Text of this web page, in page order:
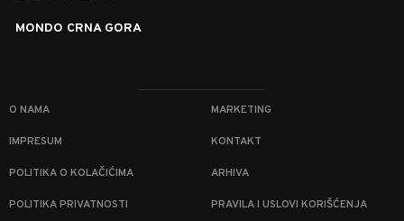
MONDO CRNA GORA
O NAMA MARKETING
IMPRESUM KONTAKT
POLITIKA O KOLAČIĆIMA ARHIVA
POLITIKA PRIVATNOSTI PRAVILA I USLOVI KORIŠĆENJA